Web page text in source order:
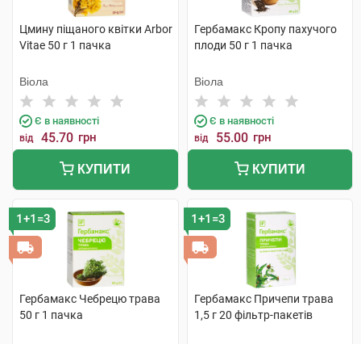
Цмину піщаного квітки Arbor
Vitae 50 г 1 пачка
Віола
Є в наявності
від 45.70 грн
КУПИТИ
Гербамакс Кропу пахучого
плоди 50 г 1 пачка
Віола
Є в наявності
від 55.00 грн
КУПИТИ
1+1=3
Гербамакс Чебрецю трава
50 г 1 пачка
1+1=3
Гербамакс Причепи трава
1,5 г 20 фільтр-пакетів